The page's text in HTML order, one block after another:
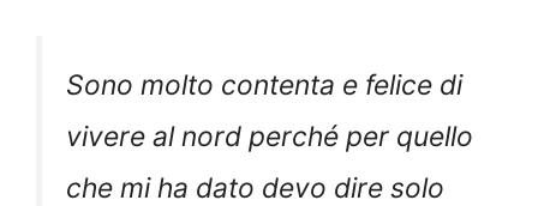
Sono molto contenta e felice di
vivere al nord perché per quello
che mi ha dato devo dire solo